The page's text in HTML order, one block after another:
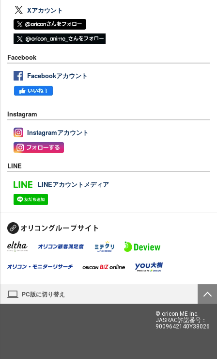
Xアカウント
Facebook
Facebookアカウント
Instagram
Instagramアカウント
LINE
LINEアカウントメディア
PC版に切り替え
© oricon ME inc.
JASRAC許諾番号：
9009642140Y38026